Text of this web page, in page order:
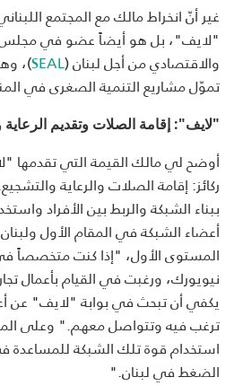
غير أنّ انخراط مالك مع المجتمع
"لايف"، بل هو أيضاً عضو في مجلس
والاقتصادي من أجل لبنان (SEAL)،
تموّل مشاريع التنمية الصغرى في
"لايف": إقامة الصلات وتقديم الرعاية
أوضح لي مالك القيمة التي تقدمها
ركائز: إقامة الصلات والرعاية
ببناء الشبكة والربط بين الأفراد
أعضاء الشبكة في المقام الأول
المستوى الأول، "إذا كنت متخصصاً
نيويورك، ورغبت في القيام بأعمال
يكفي أن تبحث في بوابة "لايف" عن
ترغب فيه وتتواصل معهم." وعلى
استخدام قوة تلك الشبكة للمساعدة
الضغط في لبنان."